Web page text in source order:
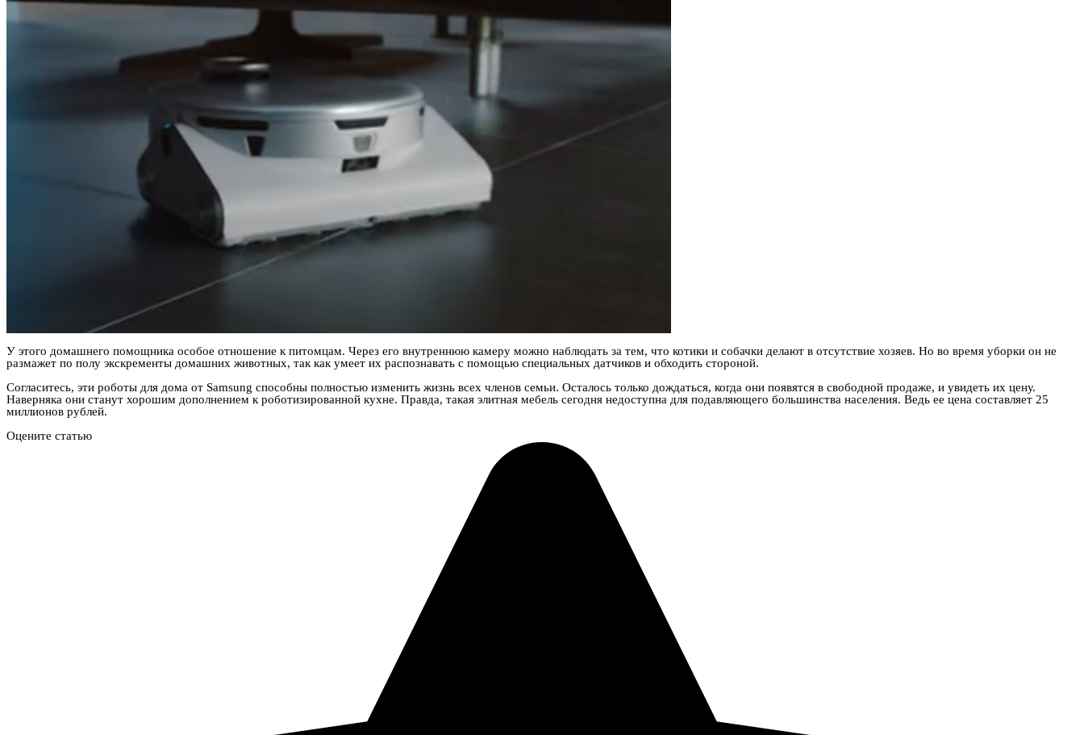
У этого домашнего помощника особое отношение к питомцам. Через его внутреннюю камеру можно наблюдать за тем, что котики и собачки делают в отсутствие хозяев. Но во время уборки он не
размажет по полу экскременты домашних животных, так как умеет их распознавать с помощью специальных датчиков и обходить стороной.
Согласитесь, эти роботы для дома от Samsung способны полностью изменить жизнь всех членов семьи. Осталось только дождаться, когда они появятся в свободной продаже, и увидеть их цену.
Наверняка они станут хорошим дополнением к роботизированной кухне. Правда, такая элитная мебель сегодня недоступна для подавляющего большинства населения. Ведь ее цена составляет 25
миллионов рублей.
Оцените статью